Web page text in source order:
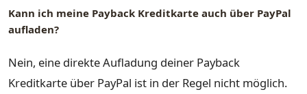
Kann ich meine Payback Kreditkarte auch über PayPal
aufladen?
Nein, eine direkte Aufladung deiner Payback
Kreditkarte über PayPal ist in der Regel nicht möglich.